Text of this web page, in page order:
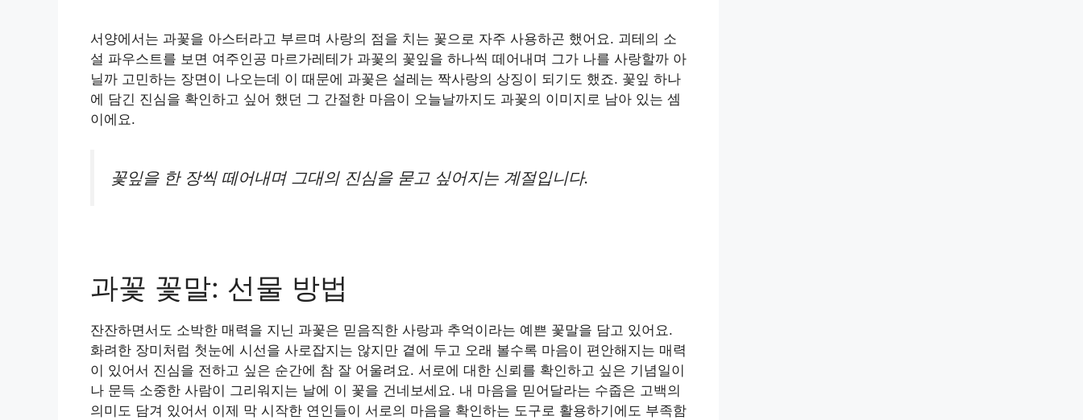
서양에서는 과꽃을 아스터라고 부르며 사랑의 점을 치는 꽃으로 자주 사용하곤 했어요. 괴테의 소
설 파우스트를 보면 여주인공 마르가레테가 과꽃의 꽃잎을 하나씩 떼어내며 그가 나를 사랑할까 아
닐까 고민하는 장면이 나오는데 이 때문에 과꽃은 설레는 짝사랑의 상징이 되기도 했죠. 꽃잎 하나
에 담긴 진심을 확인하고 싶어 했던 그 간절한 마음이 오늘날까지도 과꽃의 이미지로 남아 있는 셈
이에요.
꽃잎을 한 장씩 떼어내며 그대의 진심을 묻고 싶어지는 계절입니다.
과꽃 꽃말: 선물 방법
잔잔하면서도 소박한 매력을 지닌 과꽃은 믿음직한 사랑과 추억이라는 예쁜 꽃말을 담고 있어요.
화려한 장미처럼 첫눈에 시선을 사로잡지는 않지만 곁에 두고 오래 볼수록 마음이 편안해지는 매력
이 있어서 진심을 전하고 싶은 순간에 참 잘 어울려요. 서로에 대한 신뢰를 확인하고 싶은 기념일이
나 문득 소중한 사람이 그리워지는 날에 이 꽃을 건네보세요. 내 마음을 믿어달라는 수줍은 고백의
의미도 담겨 있어서 이제 막 시작한 연인들이 서로의 마음을 확인하는 도구로 활용하기에도 부족함